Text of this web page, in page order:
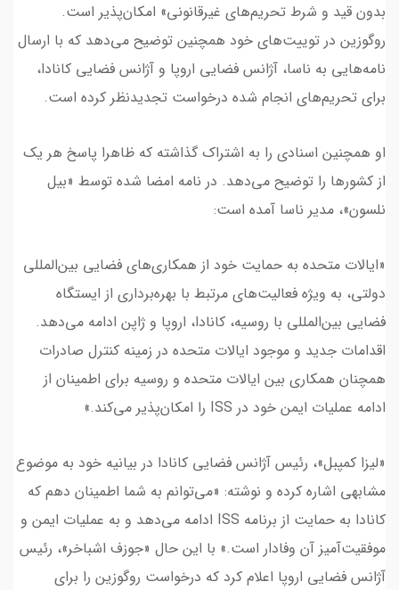
بدون قید و شرط تحریم‌های غیرقانونی» امکان‌پذیر است.
روگوزین در توییت‌های خود همچنین توضیح می‌دهد که با ارسال
نامه‌هایی به ناسا، آژانس فضایی اروپا و آژانس فضایی کانادا،
برای تحریم‌های انجام شده درخواست تجدیدنظر کرده است.
او همچنین اسنادی را به اشتراک گذاشته که ظاهرا پاسخ هر یک
از کشورها را توضیح می‌دهد. در نامه امضا شده توسط «بیل
نلسون»، مدیر ناسا آمده است:
«ایالات متحده به حمایت خود از همکاری‌های فضایی بین‌المللی
دولتی، به ویژه فعالیت‌های مرتبط با بهره‌برداری از ایستگاه
فضایی بین‌المللی با روسیه، کانادا، اروپا و ژاپن ادامه می‌دهد.
اقدامات جدید و موجود ایالات متحده در زمینه کنترل صادرات
همچنان همکاری بین ایالات متحده و روسیه برای اطمینان از
ادامه عملیات ایمن خود در ISS را امکان‌پذیر می‌کند.»
«لیزا کمپبل»، رئیس آژانس فضایی کانادا در بیانیه خود به موضوع
مشابهی اشاره کرده و نوشته: «می‌توانم به شما اطمینان دهم که
کانادا به حمایت از برنامه ISS ادامه می‌دهد و به عملیات ایمن و
موفقیت‌آمیز آن وفادار است.» با این حال «جوزف اشباخر»، رئیس
آژانس فضایی اروپا اعلام کرد که درخواست روگوزین را برای